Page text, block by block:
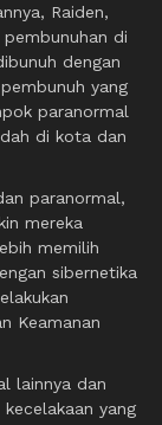
Raiden,
di
dengan
yang
paranormal
di kota dan
paranormal,
mereka
memilih
sibernetika
Keamanan
lainnya dan
yang